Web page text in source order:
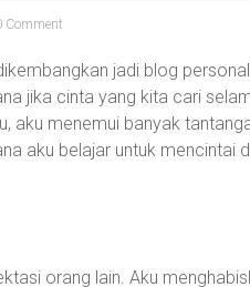
Comment
jadi blog personal
jika cinta yang kita cari
aku menemui banyak
aku belajar untuk mencintai
orang lain. Aku